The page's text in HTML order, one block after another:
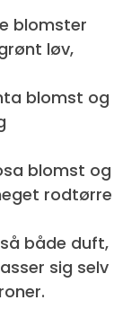
blomster
løv,
blomst og
blomst og
rod­tørre
både duft,
sig selv